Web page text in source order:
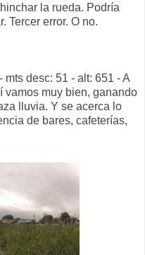
la rueda. Podría
Tercer error. O no.
mts desc: 51 - alt: 651 - A
vamos muy bien, ganando
lluvia. Y se acerca lo
de bares, cafeterías,